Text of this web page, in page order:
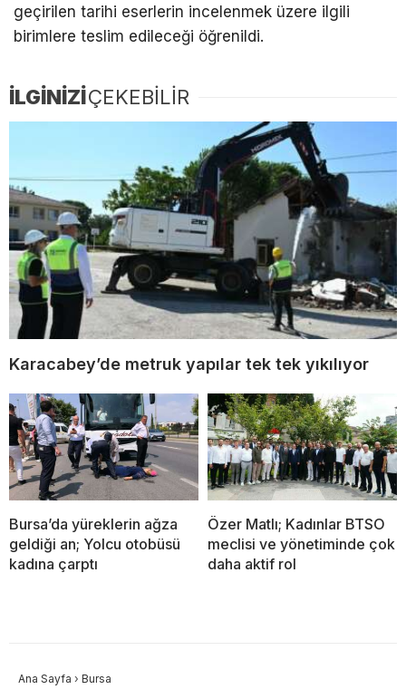
geçirilen tarihi eserlerin incelenmek üzere ilgili
birimlere teslim edileceği öğrenildi.
İLGİNİZİÇEKEBİLİR
Karacabey’de metruk yapılar tek tek yıkılıyor
Bursa’da yüreklerin ağza
geldiği an; Yolcu otobüsü
kadına çarptı
Özer Matlı; Kadınlar BTSO
meclisi ve yönetiminde çok
daha aktif rol
Ana Sayfa › Bursa